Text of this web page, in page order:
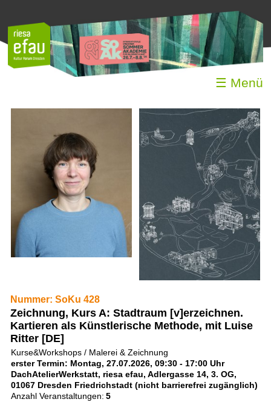
☰ Menü
Nummer: SoKu 428
Zeichnung, Kurs A: Stadtraum [v]erzeichnen.
Kartieren als Künstlerische Methode, mit Luise
Ritter [DE]
Kurse&Workshops / Malerei & Zeichnung
erster Termin: Montag, 27.07.2026, 09:30 - 17:00 Uhr
DachAtelierWerkstatt, riesa efau, Adlergasse 14, 3. OG,
01067 Dresden Friedrichstadt (nicht barrierefrei zugänglich)
Anzahl Veranstaltungen: 5